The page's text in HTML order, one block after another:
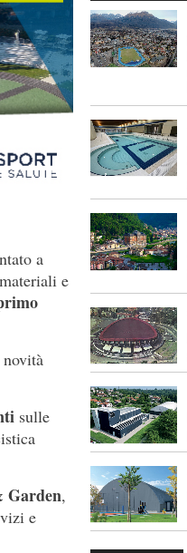
a
e
sulle
Garden,
e